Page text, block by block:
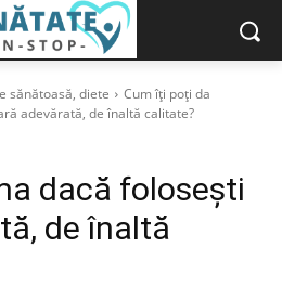
sănătoasă, diete
Cum îți poți da
adevărată, de înaltă calitate?
dacă folosești
de înaltă